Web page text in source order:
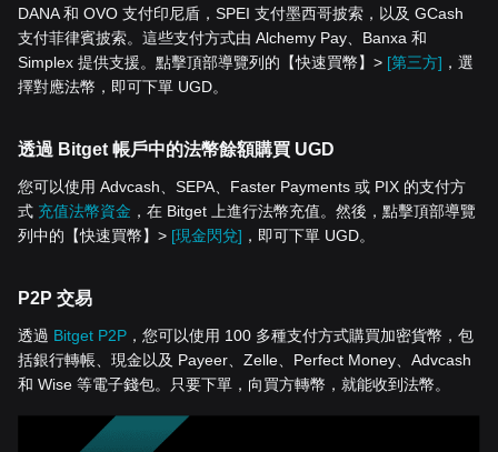
DANA 和 OVO 支付印尼盾，SPEI 支付墨西哥披索，以及 GCash
支付菲律賓披索。這些支付方式由 Alchemy Pay、Banxa 和
Simplex 提供支援。點擊頂部導覽列的【快速買幣】> [第三方] ，選
擇對應法幣，即可下單 UGD。
透過 Bitget 帳戶中的法幣餘額購買 UGD
您可以使用 Advcash、SEPA、Faster Payments 或 PIX 的支付方
式 充值法幣資金 ，在 Bitget 上進行法幣充值。然後，點擊頂部導覽
列中的【快速買幣】> [現金閃兌] ，即可下單 UGD。
P2P 交易
透過 Bitget P2P ，您可以使用 100 多種支付方式購買加密貨幣，包
括銀行轉帳、現金以及 Payeer、Zelle、Perfect Money、Advcash
和 Wise 等電子錢包。只要下單，向買方轉幣，就能收到法幣。